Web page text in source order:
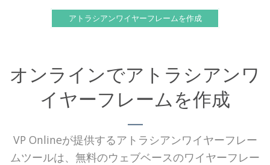
アトラシアンワイヤーフレームを作成
オンラインでアトラシアンワ
イヤーフレームを作成
VP Onlineが提供するアトラシアンワイヤーフレー
ムツールは、無料のウェブベースのワイヤーフレー